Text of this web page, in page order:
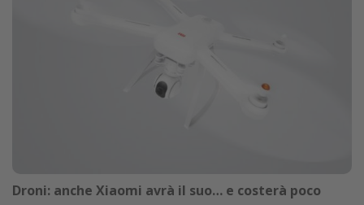
Droni: anche Xiaomi avrà il suo… e costerà poco